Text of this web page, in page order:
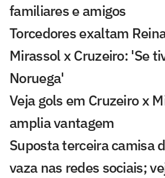
familiares e amigos
Torcedores exaltam
Mirassol x Cruzeiro: 'Se
Noruega'
Veja gols em Cruzeiro x
amplia vantagem
Suposta terceira camisa
vaza nas redes sociais;